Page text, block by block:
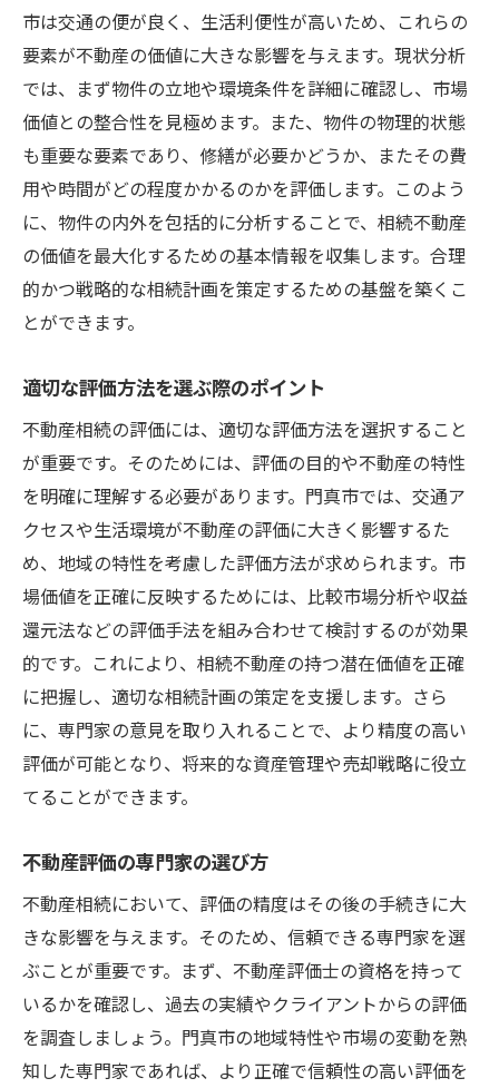
市は交通の便が良く、生活利便性が高いため、これらの
要素が不動産の価値に大きな影響を与えます。現状分析
では、まず物件の立地や環境条件を詳細に確認し、市場
価値との整合性を見極めます。また、物件の物理的状態
も重要な要素であり、修繕が必要かどうか、またその費
用や時間がどの程度かかるのかを評価します。このよう
に、物件の内外を包括的に分析することで、相続不動産
の価値を最大化するための基本情報を収集します。合理
的かつ戦略的な相続計画を策定するための基盤を築くこ
とができます。
適切な評価方法を選ぶ際のポイント
不動産相続の評価には、適切な評価方法を選択すること
が重要です。そのためには、評価の目的や不動産の特性
を明確に理解する必要があります。門真市では、交通ア
クセスや生活環境が不動産の評価に大きく影響するた
め、地域の特性を考慮した評価方法が求められます。市
場価値を正確に反映するためには、比較市場分析や収益
還元法などの評価手法を組み合わせて検討するのが効果
的です。これにより、相続不動産の持つ潜在価値を正確
に把握し、適切な相続計画の策定を支援します。さら
に、専門家の意見を取り入れることで、より精度の高い
評価が可能となり、将来的な資産管理や売却戦略に役立
てることができます。
不動産評価の専門家の選び方
不動産相続において、評価の精度はその後の手続きに大
きな影響を与えます。そのため、信頼できる専門家を選
ぶことが重要です。まず、不動産評価士の資格を持って
いるかを確認し、過去の実績やクライアントからの評価
を調査しましょう。門真市の地域特性や市場の変動を熟
知した専門家であれば、より正確で信頼性の高い評価を